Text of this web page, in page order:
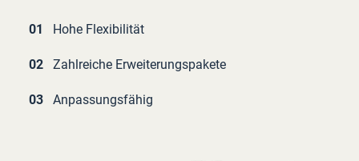
01 Hohe Flexibilität
02 Zahlreiche Erweiterungspakete
03 Anpassungsfähig